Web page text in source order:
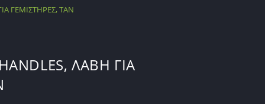
ΓΕΜΙΣΤΗΡΕΣ, TAN
ΛΑΒΗ ΓΙΑ